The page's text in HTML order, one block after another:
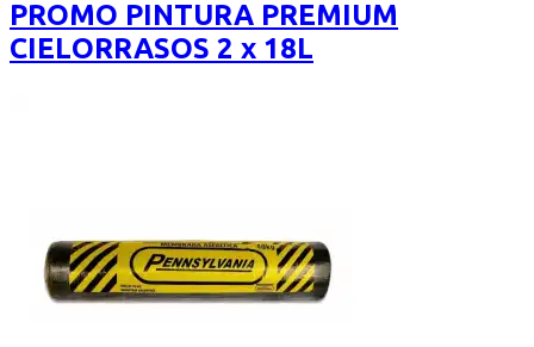
$6.000.$4.800.
PROMO PINTURA PREMIUM
CIELORRASOS 2 x 18L